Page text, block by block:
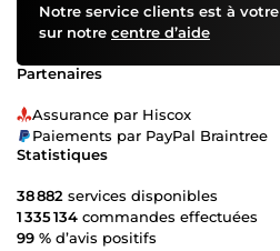
Notre service clients est à
sur notre centre d’aide
Partenaires
Assurance par Hiscox
Paiements par PayPal Braintree
Statistiques
38 882 services disponibles
1 335 134 commandes effectuées
99 % d’avis positifs